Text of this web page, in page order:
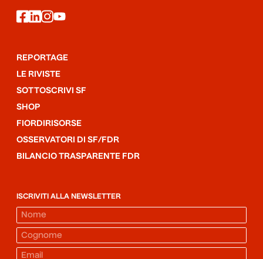
facebook
linkedin
instagram
youtube
REPORTAGE
LE RIVISTE
SOTTOSCRIVI SF
SHOP
FIORDIRISORSE
OSSERVATORI DI SF/FDR
BILANCIO TRASPARENTE FDR
ISCRIVITI ALLA NEWSLETTER